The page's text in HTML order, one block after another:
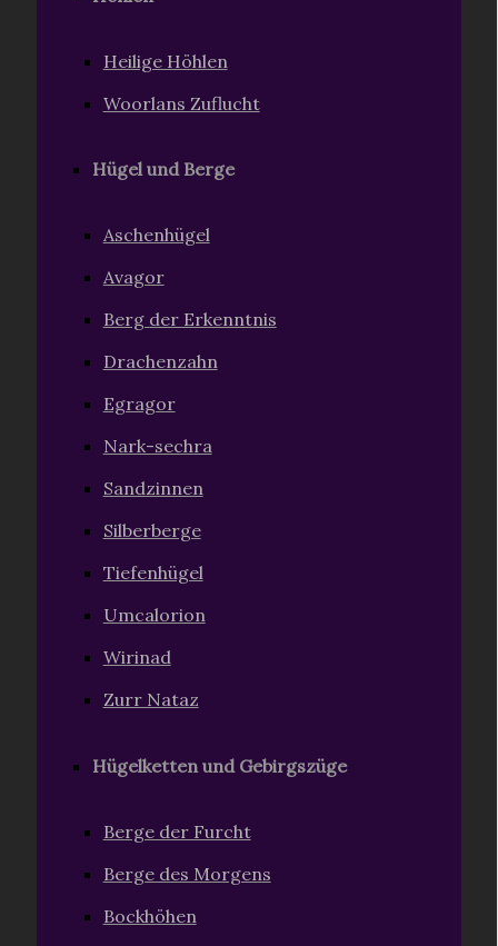
Heilige Höhlen
Woorlans Zuflucht
Hügel und Berge
Aschenhügel
Avagor
Berg der Erkenntnis
Drachenzahn
Egragor
Nark-sechra
Sandzinnen
Silberberge
Tiefenhügel
Umcalorion
Wirinad
Zurr Nataz
Hügelketten und Gebirgszüge
Berge der Furcht
Berge des Morgens
Bockhöhen